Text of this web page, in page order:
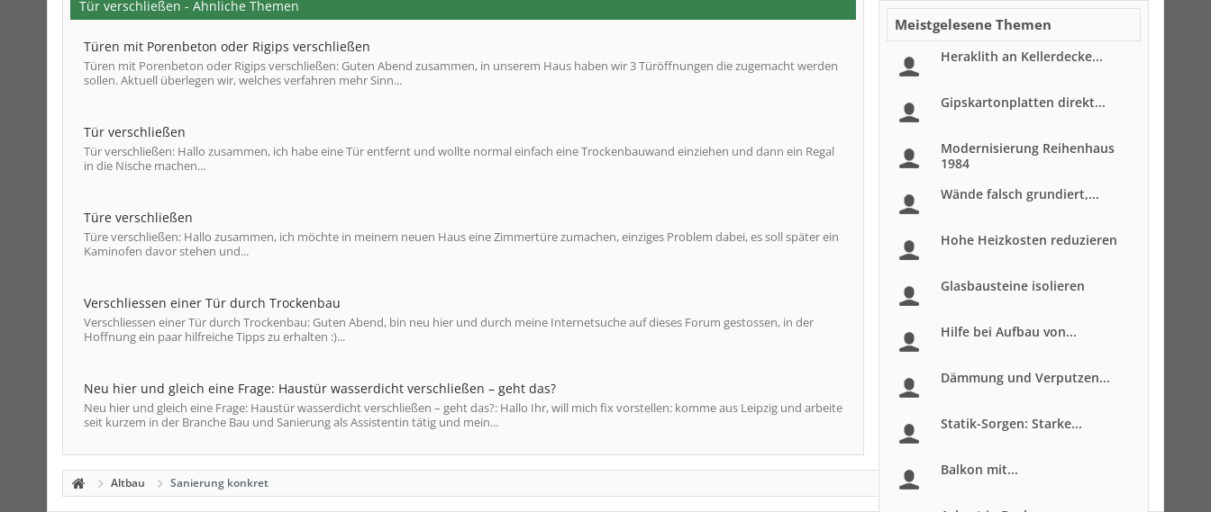
Tür verschließen - Ähnliche Themen
Türen mit Porenbeton oder Rigips verschließen
Türen mit Porenbeton oder Rigips verschließen: Guten Abend zusammen, in unserem Haus haben wir 3 Türöffnungen die zugemacht werden
sollen. Aktuell überlegen wir, welches verfahren mehr Sinn...
Tür verschließen
Tür verschließen: Hallo zusammen, ich habe eine Tür entfernt und wollte normal einfach eine Trockenbauwand einziehen und dann ein Regal
in die Nische machen...
Türe verschließen
Türe verschließen: Hallo zusammen, ich möchte in meinem neuen Haus eine Zimmertüre zumachen, einziges Problem dabei, es soll später ein
Kaminofen davor stehen und...
Verschliessen einer Tür durch Trockenbau
Verschliessen einer Tür durch Trockenbau: Guten Abend, bin neu hier und durch meine Internetsuche auf dieses Forum gestossen, in der
Hoffnung ein paar hilfreiche Tipps zu erhalten :)...
Neu hier und gleich eine Frage: Haustür wasserdicht verschließen – geht das?
Neu hier und gleich eine Frage: Haustür wasserdicht verschließen – geht das?: Hallo Ihr, will mich fix vorstellen: komme aus Leipzig und arbeite
seit kurzem in der Branche Bau und Sanierung als Assistentin tätig und mein...
Meistgelesene Themen
Heraklith an Kellerdecke...
Gipskartonplatten direkt...
Modernisierung Reihenhaus
1984
Wände falsch grundiert,...
Hohe Heizkosten reduzieren
Glasbausteine isolieren
Hilfe bei Aufbau von...
Dämmung und Verputzen...
Statik-Sorgen: Starke...
Balkon mit...
Altbau Sanierung konkret